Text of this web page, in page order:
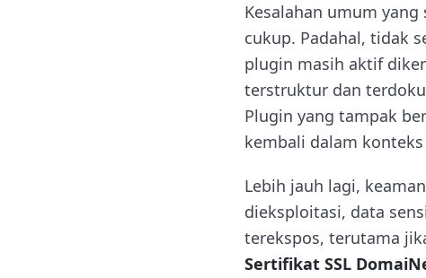
Kesalahan umum
cukup. Padahal, tidak
plugin masih aktif
terstruktur dan
Plugin yang tampak
kembali dalam
Lebih jauh lagi,
dieksploitasi, data
terekspos, terutama
Sertifikat SSL